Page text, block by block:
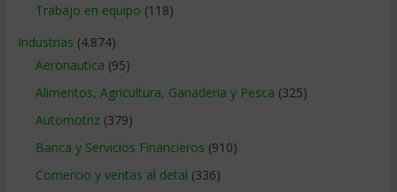
Trabajo en equipo (118)
Industrias (4.874)
Aeronautica (95)
Alimentos, Agricultura, Ganaderia y Pesca (325)
Automotriz(379)
Banca y Servicios Financieros (910)
Comercio y ventas al detal (336)